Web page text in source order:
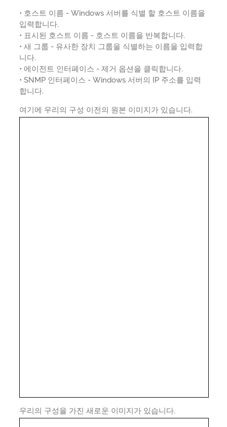
• 호스트 이름 - Windows 서버를 식별 할 호스트 이름을
입력합니다.
• 표시된 호스트 이름 - 호스트 이름을 반복합니다.
• 새 그룹 - 유사한 장치 그룹을 식별하는 이름을 입력합
니다.
• 에이전트 인터페이스 - 제거 옵션을 클릭합니다.
• SNMP 인터페이스 - Windows 서버의 IP 주소를 입력
합니다.
여기에 우리의 구성 이전의 원본 이미지가 있습니다.
우리의 구성을 가진 새로운 이미지가 있습니다.